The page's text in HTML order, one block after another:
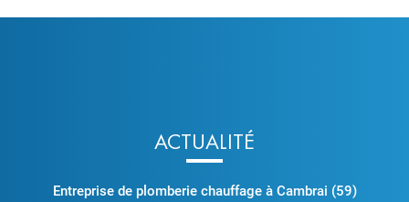
ACTUALITÉ
Entreprise de plomberie chauffage à Cambrai (59)